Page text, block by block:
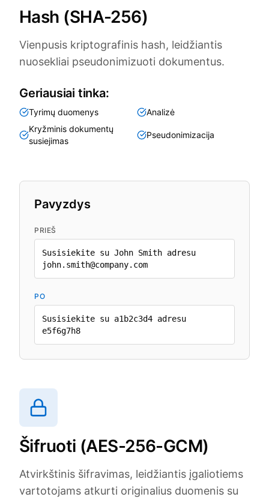
Hash (SHA-256)
Vienpusis kriptografinis hash, leidžiantis
nuosekliai pseudonimizuoti dokumentus.
Geriausiai tinka:
Tyrimų duomenys
Analizė
Kryžminis dokumentų
susiejimas
Pseudonimizacija
Pavyzdys
PRIEŠ
Susisiekite su John Smith adresu
john.smith@company.com
PO
Susisiekite su a1b2c3d4 adresu
e5f6g7h8
Šifruoti (AES-256-GCM)
Atvirkštinis šifravimas, leidžiantis įgaliotiems
vartotojams atkurti originalius duomenis su